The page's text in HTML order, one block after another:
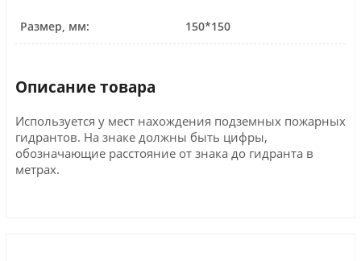
Размер, мм: 150*150
Описание товара
Используется у мест нахождения подземных пожарных
гидрантов. На знаке должны быть цифры,
обозначающие расстояние от знака до гидранта в
метрах.